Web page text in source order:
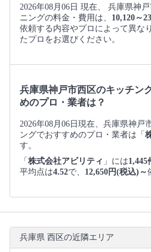
2026年08月06日 現在、 兵庫県神
ニングの料金・費用は、 10,120～
依頼する内容やプロによって異な
たプロをお選びください。
兵庫県神戸市西区のキッチン
めのプロ・業者は？
2026年08月06日現在、兵庫県神戸
ングでおすすめのプロ・業者は「
す。
「 株式会社アビリティ 」には1,445
平均点は4.52で、 12,650円(税込)～
兵庫県 西区の近隣エリア